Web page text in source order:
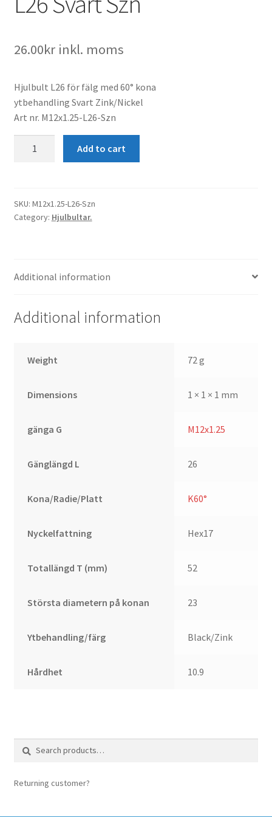
26.00krinkl. moms
Hjulbult L26 för fälg med 60° kona
ytbehandling Svart Zink/Nickel
Art nr. M12x1.25-L26-Szn
Svart
Szn
Add to cart
SKU: M12x1.25-L26-Szn
Category: Hjulbultar.
Additional information
Additional information
Weight 72 g
Dimensions 1 × 1 × 1 mm
gänga G M12x1.25
Gänglängd L 26
Kona/Radie/Platt K60°
Nyckelfattning Hex17
Totallängd T (mm) 52
Största diametern på konan 23
Ytbehandling/färg Black/Zink
Hårdhet 10.9
Search
Search
Returning customer?